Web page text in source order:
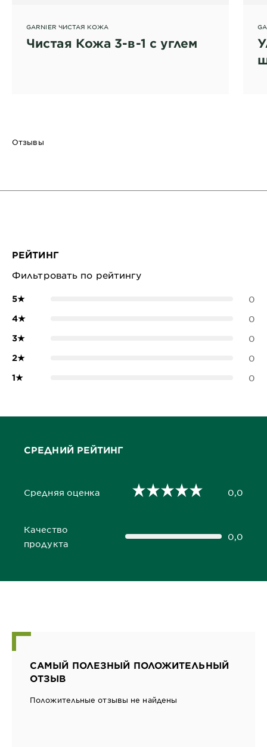
GARNIER ЧИСТАЯ КОЖА
Чистая Кожа 3-в-1 с углем
Отзывы
РЕЙТИНГ
Фильтровать по рейтингу
5★ 0
4★ 0
3★ 0
2★ 0
1★ 0
СРЕДНИЙ РЕЙТИНГ
Средняя оценка
0,0 out of 5 stars 0,0
Качество
продукта
0,0 out of 5 stars 0,0
САМЫЙ ПОЛЕЗНЫЙ ПОЛОЖИТЕЛЬНЫЙ
ОТЗЫВ
Положительные отзывы не найдены